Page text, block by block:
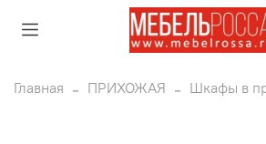
Главная ПРИХОЖАЯ Шкафы в